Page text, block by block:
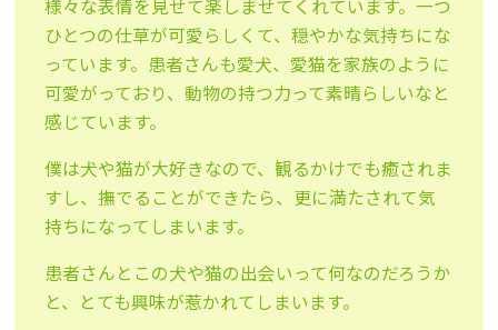
様々な表情を見せて楽しませてくれています。一つ
ひとつの仕草が可愛らしくて、穏やかな気持ちにな
っています。患者さんも愛犬、愛猫を家族のように
可愛がっており、動物の持つ力って素晴らしいなと
感じています。
僕は犬や猫が大好きなので、観るかけでも癒されま
すし、撫でることができたら、更に満たされて気
持ちになってしまいます。
患者さんとこの犬や猫の出会いって何なのだろうか
と、とても興味が惹かれてしまいます。